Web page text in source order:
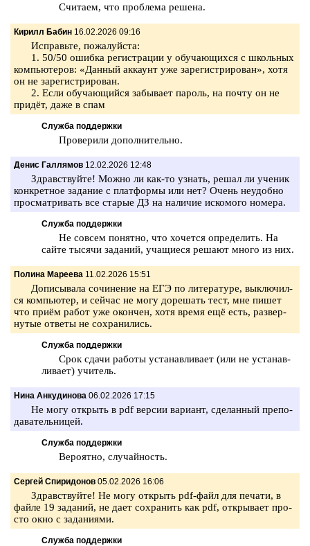
Счи­та­ем, что про­бле­ма ре­ше­на.
Кирилл Бабин 16.02.2026 09:16
Ис­правь­те, по­жа­луй­ста:
1. 50/50 ошиб­ка ре­ги­стра­ции у обу­ча­ю­щих­ся с школь­ных
ком­пью­те­ров: «Дан­ный ак­ка­унт уже за­ре­ги­стри­ро­ван», хотя
он не за­ре­ги­стри­ро­ван.
2. Если обу­ча­ю­щий­ся за­бы­ва­ет па­роль, на почту он не
придёт, даже в спам
Служба поддержки
Про­ве­ри­ли до­пол­ни­тель­но.
Денис Галлямов 12.02.2026 12:48
Здрав­ствуй­те! Можно ли как-то узнать, решал ли уче­ник
кон­крет­ное за­да­ние с плат­фор­мы или нет? Очень не­удоб­но
про­смат­ри­вать все ста­рые ДЗ на на­ли­чие ис­ко­мо­го но­ме­ра.
Служба поддержки
Не со­всем по­нят­но, что хо­чет­ся опре­де­лить. На
сайте ты­ся­чи за­да­ний, уча­щи­е­ся ре­ша­ют много из них.
Полина Мареева 11.02.2026 15:51
До­пи­сы­ва­ла со­чи­не­ние на ЕГЭ по ли­те­ра­ту­ре, вы­клю­чил­
ся ком­пью­тер, и сей­час не могу до­ре­шать тест, мне пишет
что приём работ уже окон­чен, хотя время ещё есть, раз­вер­
ну­тые от­ве­ты не со­хра­ни­лись.
Служба поддержки
Срок сдачи ра­бо­ты уста­нав­ли­ва­ет (или не уста­нав­
ли­ва­ет) учи­тель.
Нина Анкудинова 06.02.2026 17:15
Не могу от­крыть в pdf вер­сии ва­ри­ант, сде­лан­ный пре­по­
да­ва­тель­ни­цей.
Служба поддержки
Ве­ро­ят­но, слу­чай­ность.
Сергей Спиридонов 05.02.2026 16:06
Здрав­ствуй­те! Не могу от­крыть pdf-⁠файл для пе­ча­ти, в
файле 19 за­да­ний, не дает со­хра­нить как pdf, от­кры­ва­ет про­
сто окно с за­да­ни­я­ми.
Служба поддержки